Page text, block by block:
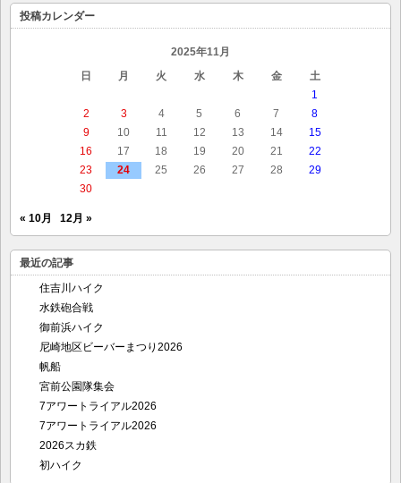
投稿カレンダー
2025年11月
日
月 火 水 木 金
土
1
2
3 4 5 6 7
8
9
10 11 12 13 14
15
16
17 18 19 20 21
22
23
24 25 26 27 28
29
30
« 10月 12月 »
最近の記事
住吉川ハイク
水鉄砲合戦
御前浜ハイク
尼崎地区ビーバーまつり2026
帆船
宮前公園隊集会
7アワートライアル2026
7アワートライアル2026
2026スカ鉄
初ハイク